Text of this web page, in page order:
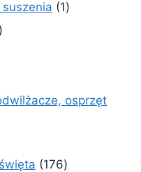
11
49
osprzęt
176176